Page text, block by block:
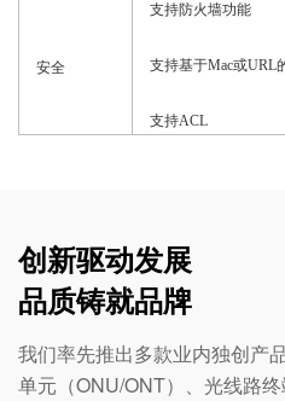
安全
支持防火墙功能
支持基于Mac或URL
支持ACL
创新驱动发展
品质铸就品牌
我们率先推出多款业内独创产
单元（ONU/ONT）、光线路终